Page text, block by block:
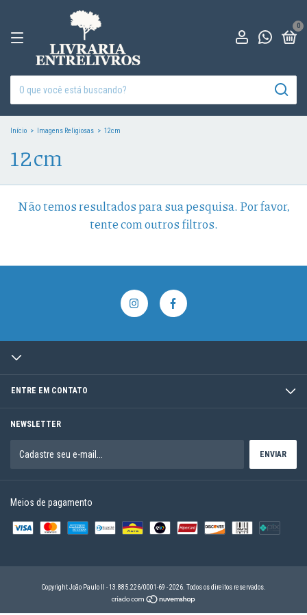
0
Início > Imagens Religiosas > 12cm
12cm
Não temos resultados para sua pesquisa. Por favor,
tente com outros filtros.
ENTRE EM CONTATO
NEWSLETTER
Meios de pagamento
Copyright João Paulo II - 13.885.226/0001-69 - 2026. Todos os direitos reservados.